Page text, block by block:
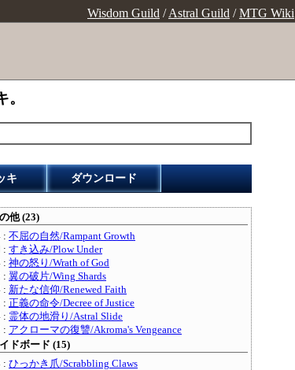
Wisdom Guild /Astral Guild /MTG Wiki
キ ダウンロード
他 (23)
: 不屈の自然/Rampant Growth
: すき込み/Plow Under
: 神の怒り/Wrath of God
: 翼の破片/Wing Shards
: 新たな信仰/Renewed Faith
: 正義の命令/Decree of Justice
: 霊体の地滑り/Astral Slide
: アクローマの復讐/Akroma's Vengeance
ドボード (15)
: ひっかき爪/Scrabbling Claws